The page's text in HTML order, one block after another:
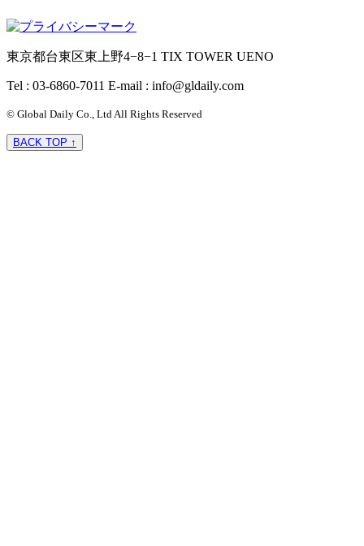
東京都台東区東上野4−8−1 TIX TOWER UENO
Tel : 03-6860-7011 E-mail : info@gldaily.com
© Global Daily Co., Ltd All Rights Reserved
BACK TOP ↑